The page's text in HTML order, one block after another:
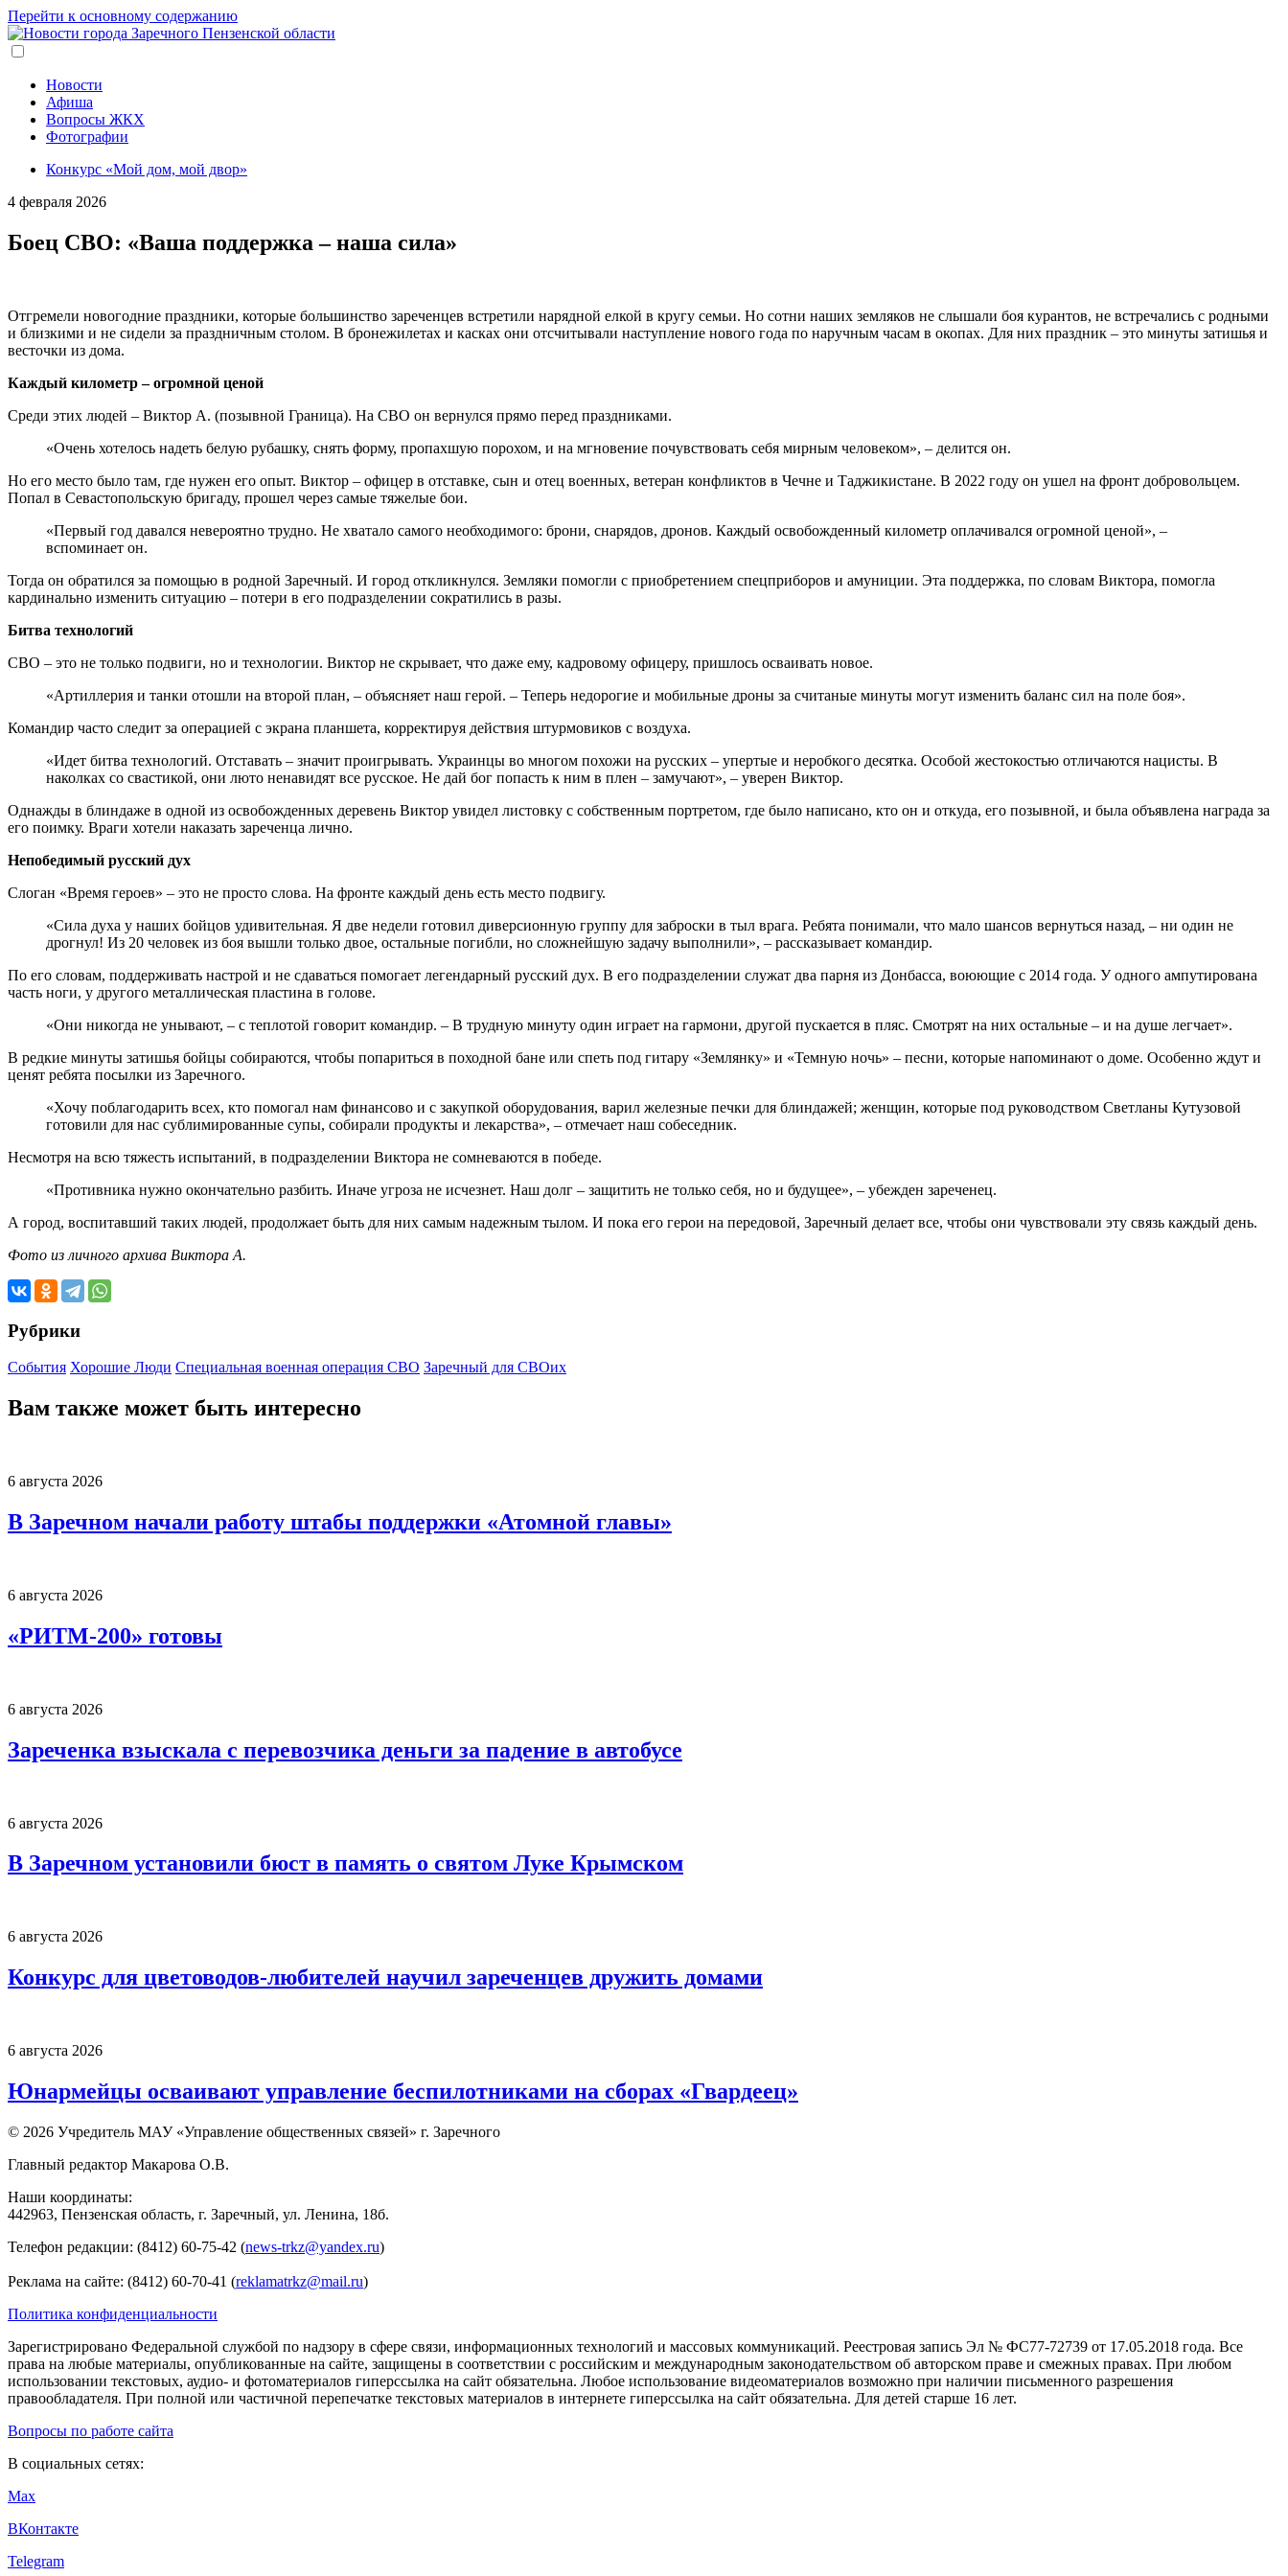
Перейти к основному содержанию
Новости
Афиша
Вопросы ЖКХ
Фотографии
Конкурс «Мой дом, мой двор»
4 февраля 2026
Боец СВО: «Ваша поддержка – наша сила»
Отгремели новогодние праздники, которые большинство зареченцев встретили нарядной елкой в кругу семьи. Но сотни наших земляков не слышали боя курантов, не встречались с родными
и близкими и не сидели за праздничным столом. В бронежилетах и касках они отсчитывали наступление нового года по наручным часам в окопах. Для них праздник – это минуты затишья и
весточки из дома.
Каждый километр – огромной ценой
Среди этих людей – Виктор А. (позывной Граница). На СВО он вернулся прямо перед праздниками.
«Очень хотелось надеть белую рубашку, снять форму, пропахшую порохом, и на мгновение почувствовать себя мирным человеком», – делится он.
Но его место было там, где нужен его опыт. Виктор – офицер в отставке, сын и отец военных, ветеран конфликтов в Чечне и Таджикистане. В 2022 году он ушел на фронт добровольцем.
Попал в Севастопольскую бригаду, прошел через самые тяжелые бои.
«Первый год давался невероятно трудно. Не хватало самого необходимого: брони, снарядов, дронов. Каждый освобожденный километр оплачивался огромной ценой», –
вспоминает он.
Тогда он обратился за помощью в родной Заречный. И город откликнулся. Земляки помогли с приобретением спецприборов и амуниции. Эта поддержка, по словам Виктора, помогла
кардинально изменить ситуацию – потери в его подразделении сократились в разы.
Битва технологий
СВО – это не только подвиги, но и технологии. Виктор не скрывает, что даже ему, кадровому офицеру, пришлось осваивать новое.
«Артиллерия и танки отошли на второй план, – объясняет наш герой. – Теперь недорогие и мобильные дроны за считаные минуты могут изменить баланс сил на поле боя».
Командир часто следит за операцией с экрана планшета, корректируя действия штурмовиков с воздуха.
«Идет битва технологий. Отставать – значит проигрывать. Украинцы во многом похожи на русских – упертые и неробкого десятка. Особой жестокостью отличаются нацисты. В
наколках со свастикой, они люто ненавидят все русское. Не дай бог попасть к ним в плен – замучают», – уверен Виктор.
Однажды в блиндаже в одной из освобожденных деревень Виктор увидел листовку с собственным портретом, где было написано, кто он и откуда, его позывной, и была объявлена награда за
его поимку. Враги хотели наказать зареченца лично.
Непобедимый русский дух
Слоган «Время героев» – это не просто слова. На фронте каждый день есть место подвигу.
«Сила духа у наших бойцов удивительная. Я две недели готовил диверсионную группу для заброски в тыл врага. Ребята понимали, что мало шансов вернуться назад, – ни один не
дрогнул! Из 20 человек из боя вышли только двое, остальные погибли, но сложнейшую задачу выполнили», – рассказывает командир.
По его словам, поддерживать настрой и не сдаваться помогает легендарный русский дух. В его подразделении служат два парня из Донбасса, воюющие с 2014 года. У одного ампутирована
часть ноги, у другого металлическая пластина в голове.
«Они никогда не унывают, – с теплотой говорит командир. – В трудную минуту один играет на гармони, другой пускается в пляс. Смотрят на них остальные – и на душе легчает».
В редкие минуты затишья бойцы собираются, чтобы попариться в походной бане или спеть под гитару «Землянку» и «Темную ночь» – песни, которые напоминают о доме. Особенно ждут и
ценят ребята посылки из Заречного.
«Хочу поблагодарить всех, кто помогал нам финансово и с закупкой оборудования, варил железные печки для блиндажей; женщин, которые под руководством Светланы Кутузовой
готовили для нас сублимированные супы, собирали продукты и лекарства», – отмечает наш собеседник.
Несмотря на всю тяжесть испытаний, в подразделении Виктора не сомневаются в победе.
«Противника нужно окончательно разбить. Иначе угроза не исчезнет. Наш долг – защитить не только себя, но и будущее», – убежден зареченец.
А город, воспитавший таких людей, продолжает быть для них самым надежным тылом. И пока его герои на передовой, Заречный делает все, чтобы они чувствовали эту связь каждый день.
Фото из личного архива Виктора А.
Рубрики
События Хорошие Люди Специальная военная операция СВО Заречный для СВОих
Вам также может быть интересно
6 августа 2026
В Заречном начали работу штабы поддержки «Атомной главы»
6 августа 2026
«РИТМ-200» готовы
6 августа 2026
Зареченка взыскала с перевозчика деньги за падение в автобусе
6 августа 2026
В Заречном установили бюст в память о святом Луке Крымском
6 августа 2026
Конкурс для цветоводов-любителей научил зареченцев дружить домами
6 августа 2026
Юнармейцы осваивают управление беспилотниками на сборах «Гвардеец»
© 2026 Учредитель МАУ «Управление общественных связей» г. Заречного
Главный редактор Макарова О.В.
Наши координаты:
442963, Пензенская область, г. Заречный, ул. Ленина, 18б.
Телефон редакции: (8412) 60-75-42 (news-trkz@yandex.ru)
Реклама на сайте: (8412) 60-70-41 (reklamatrkz@mail.ru)
Политика конфиденциальности
Зарегистрировано Федеральной службой по надзору в сфере связи, информационных технологий и массовых коммуникаций. Реестровая запись Эл № ФС77-72739 от 17.05.2018 года. Все
права на любые материалы, опубликованные на сайте, защищены в соответствии с российским и международным законодательством об авторском праве и смежных правах. При любом
использовании текстовых, аудио- и фотоматериалов гиперссылка на сайт обязательна. Любое использование видеоматериалов возможно при наличии письменного разрешения
правообладателя. При полной или частичной перепечатке текстовых материалов в интернете гиперссылка на сайт обязательна. Для детей старше 16 лет.
Вопросы по работе сайта
В социальных сетях:
Max
ВКонтакте
Telegram